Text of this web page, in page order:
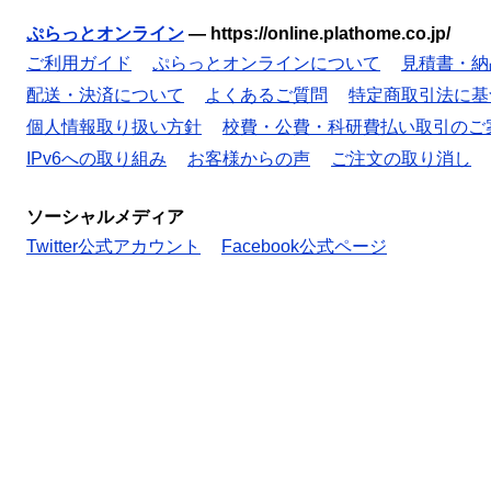
ぷらっとオンライン — https://online.plathome.co.jp/
ご利用ガイド
ぷらっとオンラインについて
見積書・
配送・決済について
よくあるご質問
特定商取引法に
個人情報取り扱い方針
校費・公費・科研費払い取引のご
IPv6への取り組み
お客様からの声 ご注文の取り消し
ソーシャルメディア
Twitter公式アカウント
Facebook公式ページ